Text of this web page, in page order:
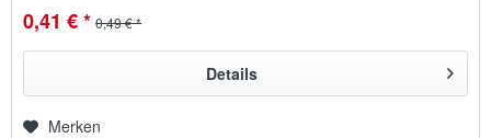
0,41 € * 0,49 € *
Details
Merken